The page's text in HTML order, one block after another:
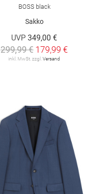
BOSS black
Sakko
UVP 349,00 €
299,99 € 179,99 €
inkl. MwSt. zzgl.Versand